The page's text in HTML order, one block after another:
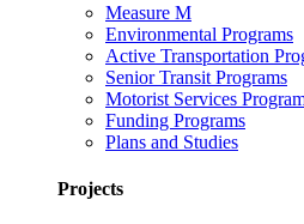
Measure M
Environmental Programs
Active Transportation
Senior Transit Programs
Motorist Services
Funding Programs
Plans and Studies
Projects